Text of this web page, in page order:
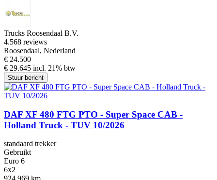
Trucks Roosendaal B.V.
4.568 reviews
Roosendaal, Nederland
€ 24.500
€ 29.645 incl. 21% btw
Stuur bericht
DAF XF 480 FTG PTO - Super Space CAB -
Holland Truck - TUV 10/2026
standaard trekker
Gebruikt
Euro 6
6x2